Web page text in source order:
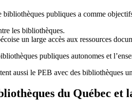
bibliothèques publiques a comme
les bibliothèques.
un large accès aux ressources
èques publiques autonomes et l’
aussi le PEB avec des bibliothèques
du Québec et